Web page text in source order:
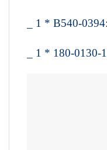
_ 1 * B540-
_ 1 * 180-